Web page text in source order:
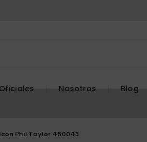
Nosotros Blog
Phil Taylor 450043